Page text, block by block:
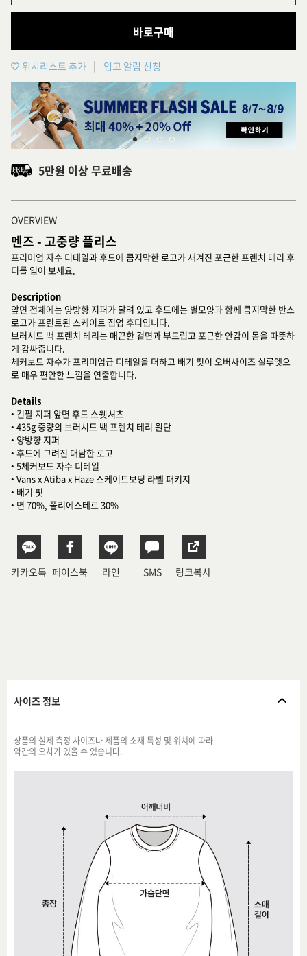
바로구매
위시리스트 추가 입고 알림 신청
5만원 이상 무료배송
OVERVIEW
멘즈 - 고중량 플리스
프리미엄 자수 디테일과 후드에 큼지막한 로고가 새겨진 포근한 프렌치 테리 후
디를 입어 보세요.
Description
앞면 전체에는 양방향 지퍼가 달려 있고 후드에는 별모양과 함께 큼지막한 반스
로고가 프린트된 스케이트 집업 후디입니다.
브러시드 백 프렌치 테리는 매끈한 겉면과 부드럽고 포근한 안감이 몸을 따뜻하
게 감싸줍니다.
체커보드 자수가 프리미엄급 디테일을 더하고 배기 핏이 오버사이즈 실루엣으
로 매우 편안한 느낌을 연출합니다.
Details
• 긴팔 지퍼 앞면 후드 스웻셔츠
• 435g 중량의 브러시드 백 프렌치 테리 원단
• 양방향 지퍼
• 후드에 그려진 대담한 로고
• 5체커보드 자수 디테일
• Vans x Atiba x Haze 스케이트보딩 라벨 패키지
• 배기 핏
• 면 70%, 폴리에스테르 30%
카카오톡 페이스북 라인 SMS 링크복사
사이즈 정보
상품의 실제 측정 사이즈나 제품의 소재 특성 및 위치에 따라
약간의 오차가 있을 수 있습니다.